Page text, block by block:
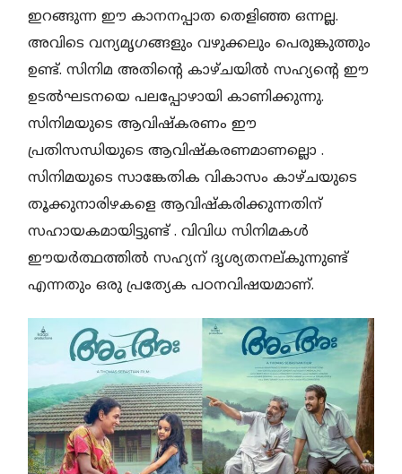
ഇറങ്ങുന്ന ഈ കാനനപ്പാത തെളിഞ്ഞ ഒന്നല്ല.
അവിടെ വന്യമൃഗങ്ങളും വഴുക്കലും പെരുങ്കുത്തും
ഉണ്ട്. സിനിമ അതിൻ്റെ കാഴ്ചയിൽ സഹ്യൻ്റെ ഈ
ഉടൽഘടനയെ പലപ്പോഴായി കാണിക്കുന്നു.
സിനിമയുടെ ആവിഷ്കരണം ഈ
പ്രതിസന്ധിയുടെ ആവിഷ്കരണമാണല്ലൊ .
സിനിമയുടെ സാങ്കേതിക വികാസം കാഴ്ചയുടെ
തൂക്കുനാരിഴകളെ ആവിഷ്കരിക്കുന്നതിന്
സഹായകമായിട്ടുണ്ട് . വിവിധ സിനിമകൾ
ഈയർത്ഥത്തിൽ സഹ്യന് ദൃശ്യതനല്കുന്നുണ്ട്
എന്നതും ഒരു പ്രത്യേക പഠനവിഷയമാണ്.